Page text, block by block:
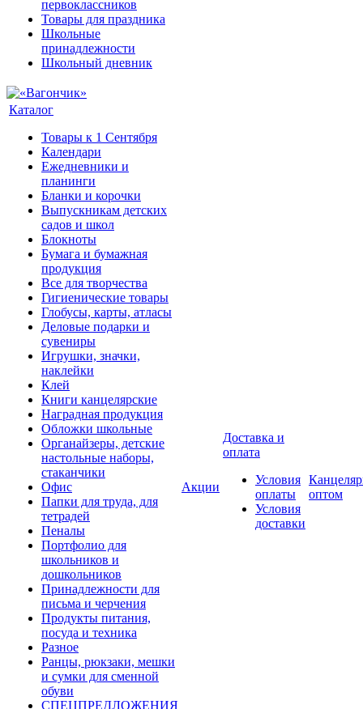
первоклассников
Товары для праздника
Школьные
принадлежности
Школьный дневник
Каталог
Товары к 1 Сентября
Календари
Ежедневники и
планинги
Бланки и корочки
Выпускникам детских
садов и школ
Блокноты
Бумага и бумажная
продукция
Все для творчества
Гигиенические товары
Глобусы, карты, атласы
Деловые подарки и
сувениры
Игрушки, значки,
наклейки
Клей
Книги канцелярские
Наградная продукция
Обложки школьные
Органайзеры, детские
настольные наборы,
стаканчики
Офис
Папки для труда, для
тетрадей
Пеналы
Портфолио для
школьников и
дошкольников
Принадлежности для
письма и черчения
Продукты питания,
посуда и техника
Разное
Ранцы, рюкзаки, мешки
и сумки для сменной
обуви
СПЕЦПРЕДЛОЖЕНИЯ
Акции
Доставка и
оплата
Условия
оплаты
Условия
доставки
оптом